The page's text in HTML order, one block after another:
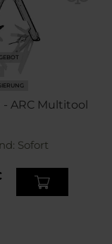
ARC Multitool
Sofort